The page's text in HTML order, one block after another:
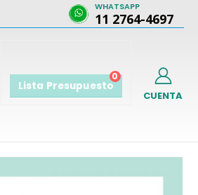
WHATSAPP
11 2764-4697
0
Lista Presupuesto
CUENTA